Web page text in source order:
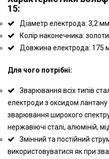
15:
Діаметр електрода: 3,2 мм
Колір наконечника:
Довжина електрода: 175
Для чого потрібні:
Зварювання всіх типів
електроди з оксидом
зварювання широкого
нержавіючі сталі, алюміній,
Змінний та постійний
використовуватися як при